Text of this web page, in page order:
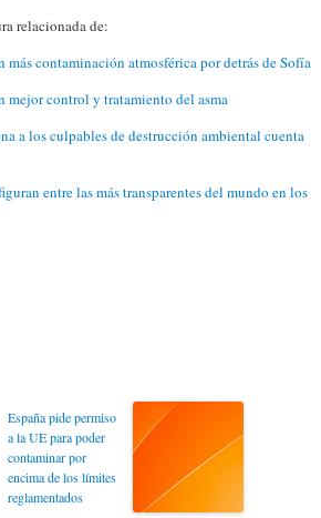
relacionada de:
contaminación atmosférica por detrás de Sofía
mejor control y tratamiento del asma
a los culpables de destrucción ambiental cuenta
entre las más transparentes del mundo en los
España pide permiso
a la UE para poder
contaminar por
encima de los límites
reglamentados